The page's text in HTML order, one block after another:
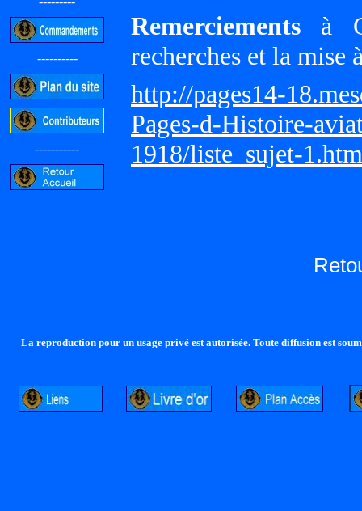
----------
-----------
Remerciements à
recherches et la mise
http://pages14-
Pages-d-Histoire-
1918/liste_sujet-1.htm
La reproduction pour un usage privé est autorisée. Toute diffusion est